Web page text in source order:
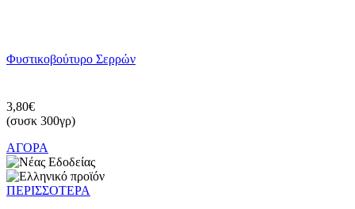
Φυστικοβούτυρο Σερρών
3,80€
(συσκ 300γρ)
ΑΓΟΡΑ
ΠΕΡΙΣΣΟΤΕΡΑ